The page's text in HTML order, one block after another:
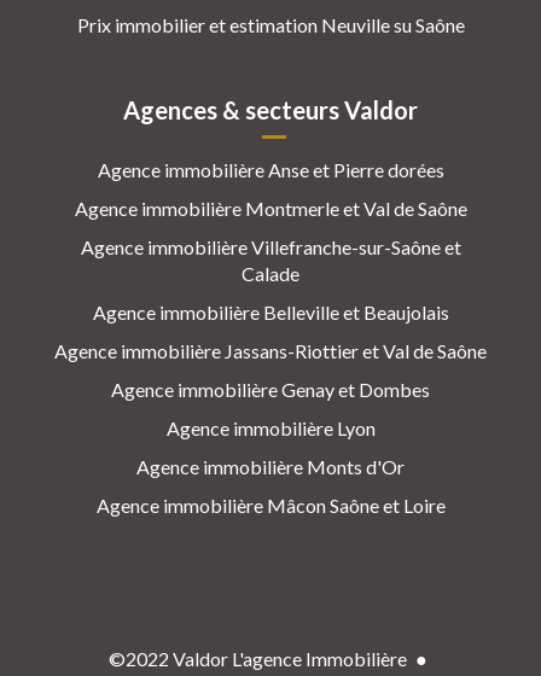
Prix immobilier et estimation Neuville su Saône
Agences & secteurs Valdor
Agence immobilière Anse et Pierre dorées
Agence immobilière Montmerle et Val de Saône
Agence immobilière Villefranche-sur-Saône et
Calade
Agence immobilière Belleville et Beaujolais
Agence immobilière Jassans-Riottier et Val de Saône
Agence immobilière Genay et Dombes
Agence immobilière Lyon
Agence immobilière Monts d'Or
Agence immobilière Mâcon Saône et Loire
©2022 Valdor L'agence Immobilière